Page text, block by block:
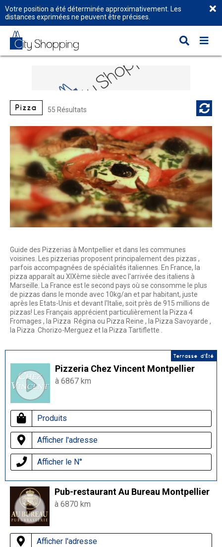
Votre position a été déterminée approximativement. Les
distances exprimées ne peuvent être précises.
Pizza 55 Résultats
Guide des Pizzerias à Montpellier et dans les communes
voisines. Les pizzerias proposent principalement des pizzas ,
parfois accompagnées de spécialités italiennes. En France, la
pizza apparaît au XIXème siècle avec l'arrivée des italiens à
Marseille. La France est le second pays où se consomme le plus
de pizzas dans le monde avec 10kg/an et par habitant, juste
après les Etats-Unis et devant l'Italie, soit près de 915 millions de
pizzas! Les Français apprécient particulièrement la Pizza 4
Fromages , la Pizza Régina ou Pizza Reine , la Pizza Savoyarde ,
la Pizza Chorizo-Merguez et la Pizza Tartiflette .
Terrasse d'Été
Pizzeria Chez Vincent Montpellier
à 6867 km
Produits
Afficher l'adresse
Afficher le N°
Pub-restaurant Au Bureau Montpellier
à 6870 km
Afficher l'adresse